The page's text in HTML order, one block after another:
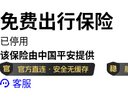
免费出行保险
已停用
该保险由中国平安提供
客服